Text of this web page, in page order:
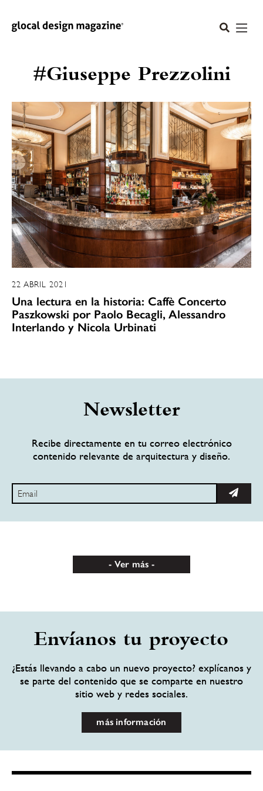
#Giuseppe Prezzolini
22 ABRIL 2021
Una lectura en la historia: Caffè Concerto
Paszkowski por Paolo Becagli, Alessandro
Interlando y Nicola Urbinati
Newsletter
Recibe directamente en tu correo electrónico
contenido relevante de arquitectura y diseño.
Ver más
Envíanos tu proyecto
¿Estás llevando a cabo un nuevo proyecto? explícanos y
se parte del contenido que se comparte en nuestro
sitio web y redes sociales.
más información